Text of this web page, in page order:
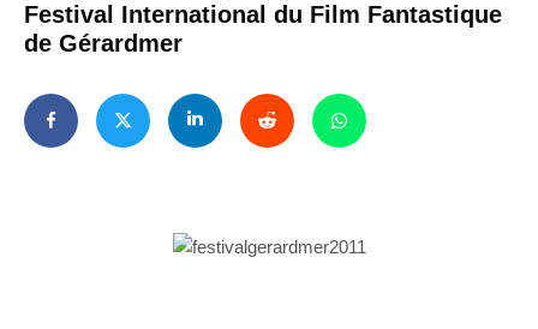
Festival International du Film Fantastique
de Gérardmer